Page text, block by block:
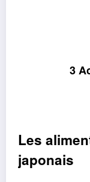
3
Les
japonais